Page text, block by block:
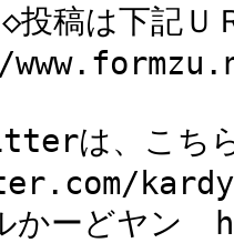
ＵＲＬ
は、こちら
ルかーど